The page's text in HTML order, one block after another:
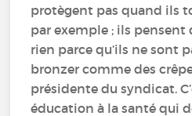
protègent pas quand ils
par exemple ; ils
rien parce qu’ils ne sont
bronzer comme des
présidente du syndicat.
éducation à la santé qui